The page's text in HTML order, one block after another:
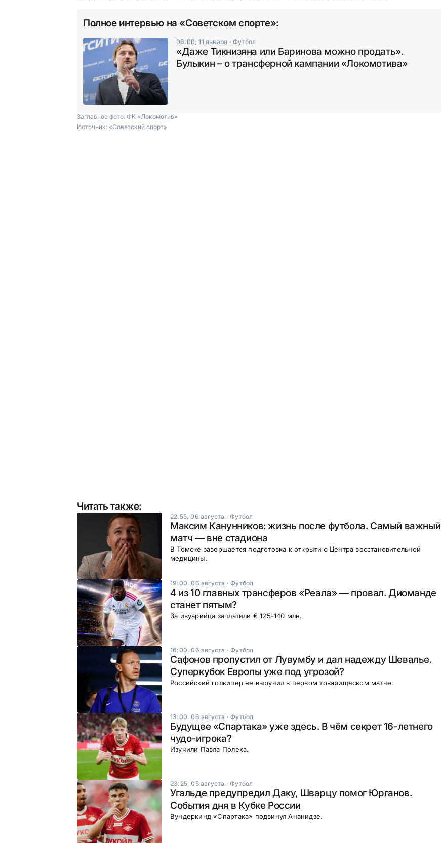
Полное интервью на «Советском спорте»:
06:00, 11 января · Футбол
«Даже Тикнизяна или Баринова можно продать».
Булыкин – о трансферной кампании «Локомотива»
Заглавное фото: ФК «Локомотив»
Источник: «Советский спорт»
Читать также:
22:55, 06 августа ·Футбол
Максим Канунников: жизнь после футбола. Самый важный
матч — вне стадиона
В Томске завершается подготовка к открытию Центра восстановительной
медицины.
19:00, 06 августа ·Футбол
4 из 10 главных трансферов «Реала» — провал. Диоманде
станет пятым?
За ивуарийца заплатили € 125-140 млн.
16:00, 06 августа ·Футбол
Сафонов пропустил от Лувумбу и дал надежду Шевалье.
Суперкубок Европы уже под угрозой?
Российский голкипер не выручил в первом товарищеском матче.
13:00, 06 августа ·Футбол
Будущее «Спартака» уже здесь. В чём секрет 16-летнего
чудо-игрока?
Изучили Павла Полеха.
23:25, 05 августа ·Футбол
Угальде предупредил Даку, Шварцу помог Юрганов.
События дня в Кубке России
Вундеркинд «Спартака» подвинул Ананидзе.